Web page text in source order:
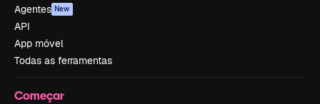
Agentes New
API
App móvel
Todas as ferramentas
Começar